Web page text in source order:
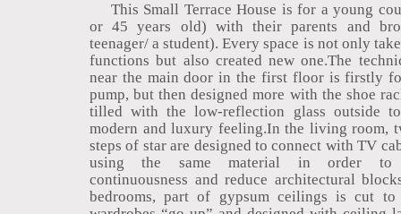
This Small Terrace House is for a young
or 45 years old) with their parents and
teenager/ a student). Every space is not only
functions but also created new one.The
near the main door in the first floor is firstly
pump, but then designed more with the shoe
tilled with the low-reflection glass outside
modern and luxury feeling.In the living room,
steps of star are designed to connect with TV
using the same material in order to
continuousness and reduce architectural
bedrooms, part of gypsum ceilings is cut